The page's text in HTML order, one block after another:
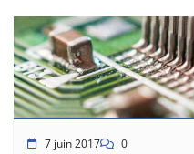
7 juin 2017 0